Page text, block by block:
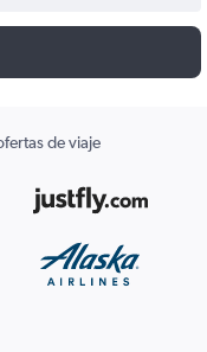
de viaje